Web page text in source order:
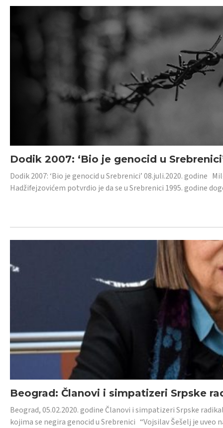
Dodik 2007: ‘Bio je genocid u
Dodik 2007: ‘Bio je genocid u Srebrenici’ 08.juli.2020. godine
Hadžifejzovićem potvrdio je da se u Srebrenici 1995. godine
Beograd: Članovi i simpatizeri Srpske
Beograd, 05.02.2020. godine Članovi i simpatizeri Srpske
kojima se negira genocid u Srebrenici “Vojsilav Šešelj je uveo